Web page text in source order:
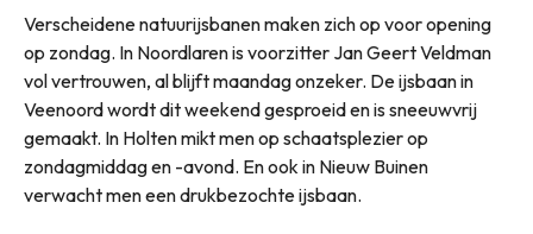
Verscheidene natuurijsbanen maken zich op voor opening
op zondag. In Noordlaren is voorzitter Jan Geert Veldman
vol vertrouwen, al blijft maandag onzeker. De ijsbaan in
Veenoord wordt dit weekend gesproeid en is sneeuwvrij
gemaakt. In Holten mikt men op schaatsplezier op
zondagmiddag en -avond. En ook in Nieuw Buinen
verwacht men een drukbezochte ijsbaan.